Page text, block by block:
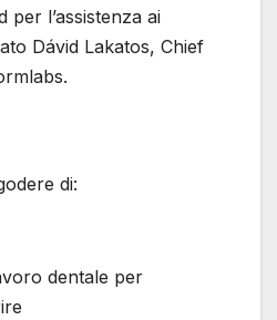
per l’assistenza ai
Dávid Lakatos, Chief
di:
dentale per